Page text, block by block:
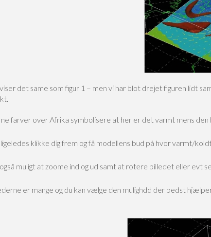
det same som figur 1 – men vi har blot drejet figuren lidt
farver over Afrika symbolisere at her er det varmt mens
ligeledes klikke dig frem og få modellens bud på hvor varmt/
muligt at zoome ind og ud samt at rotere billedet eller evt
er mange og du kan vælge den mulighdd der bedst